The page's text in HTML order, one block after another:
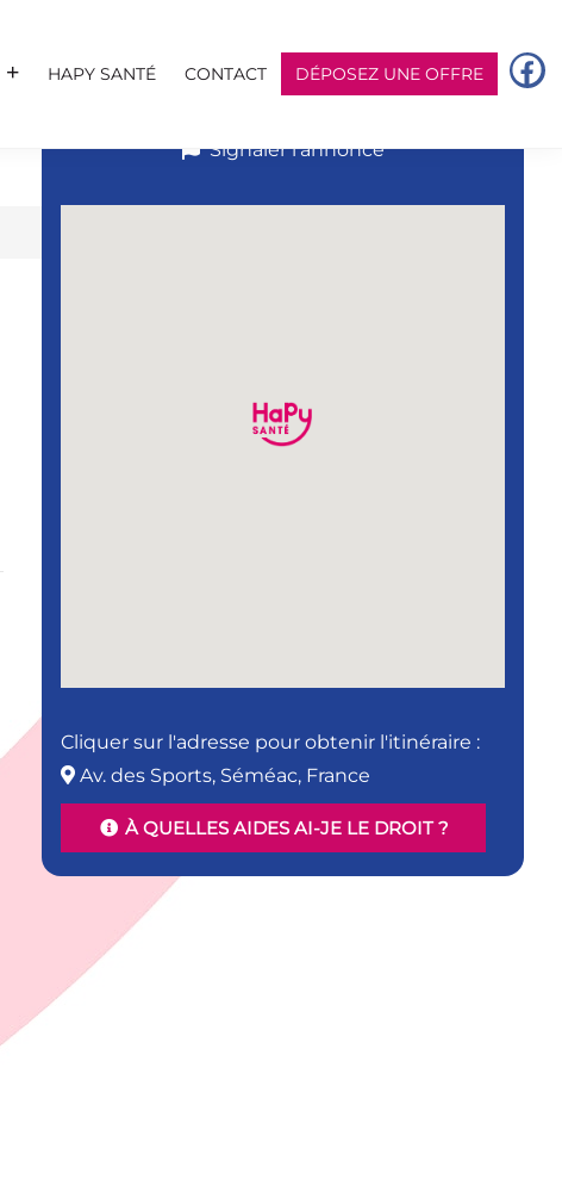
HAPY SANTÉ CONTACT DÉPOSEZ UNE OFFRE
RÉPONDRE À L’ANNONCE
Signaler l’annonce
Cliquer sur l'adresse pour obtenir l'itinéraire :
Av. des Sports, Séméac, France
À QUELLES AIDES AI-JE LE DROIT ?